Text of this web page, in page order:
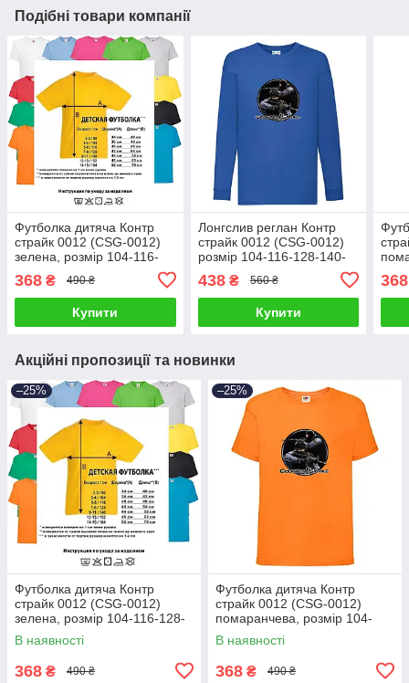
Подібні товари компанії
Футболка дитяча Контр
страйк 0012 (CSG-0012)
зелена, розмір 104-116-
368 ₴ 490 ₴
Купити
Лонгслив реглан Контр
страйк 0012 (CSG-0012)
розмір 104-116-128-140-
438₴ 560 ₴
Купити
368
Акційні пропозиції та новинки
–25%
Футболка дитяча Контр
страйк 0012 (CSG-0012)
зелена, розмір 104-116-128-
140-152-164
В наявності
368 ₴ 490 ₴
–25%
Футболка дитяча Контр
страйк 0012 (CSG-0012)
помаранчева, розмір 104-
116-128-140-152-164
В наявності
368 ₴ 490 ₴